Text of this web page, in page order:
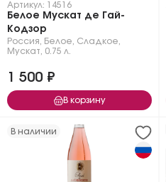
Артикул: 14516
Белое Мускат де Гай-
Кодзор
Россия Белое Сладкое
Мускат
0.75 л.
1 500 ₽
В корзину
В наличии